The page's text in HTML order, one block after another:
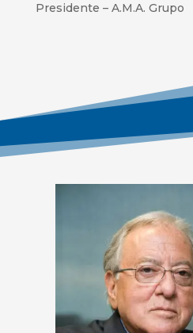
Presidente – A.M.A. Grupo